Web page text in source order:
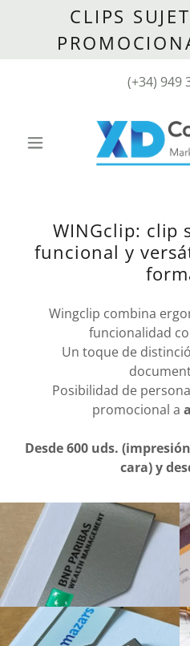
CLIPS
(+34) 949
WINGclip: clip
funcional y
Wingclip combina
funcionalidad
Un toque de
Posibilidad de
promocional a
Desde 600 uds.
cara) y